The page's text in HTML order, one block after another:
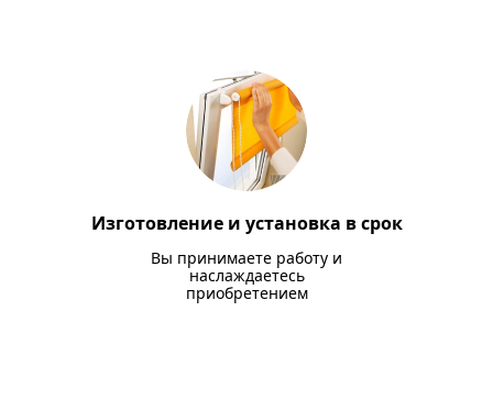
Изготовление и установка в срок
Вы принимаете работу и
наслаждаетесь
приобретением